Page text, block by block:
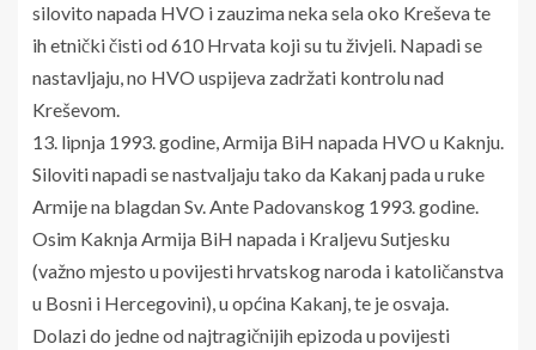
silovito napada HVO i zauzima neka sela oko Kreševa te
ih etnički čisti od 610 Hrvata koji su tu živjeli. Napadi se
nastavljaju, no HVO uspijeva zadržati kontrolu nad
Kreševom.
13. lipnja 1993. godine, Armija BiH napada HVO u Kaknju.
Siloviti napadi se nastvaljaju tako da Kakanj pada u ruke
Armije na blagdan Sv. Ante Padovanskog 1993. godine.
Osim Kaknja Armija BiH napada i Kraljevu Sutjesku
(važno mjesto u povijesti hrvatskog naroda i katoličanstva
u Bosni i Hercegovini), u općina Kakanj, te je osvaja.
Dolazi do jedne od najtragičnijih epizoda u povijesti